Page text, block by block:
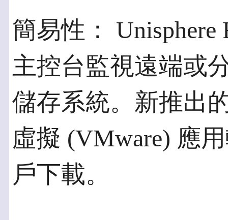
簡易性： Unisphere
主控台監視遠端或
儲存系統。新推出
虛擬 (VMware) 應
戶下載。